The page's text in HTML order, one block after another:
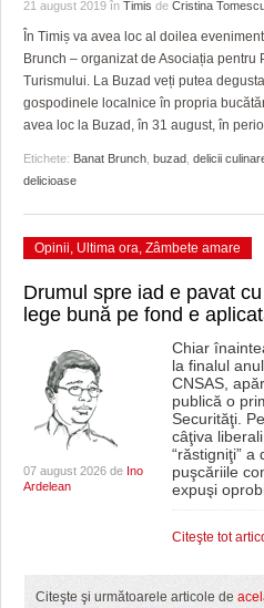
GRĂDINA TAICII DOMNULUI
ZIARISTU’ DE TERASĂ
CU OIŞTEA-N KIERKEGAARD
CRONICĂ DE FILM
UNDE MERGEM
FILME DOCUMENTARE
ACCIDENTE
ANUNŢURI
INFO SI UTILE
CLIPURI VIDEO
JOCURI ONLINE
DIVERSE
FARMACII DIN TIMIŞOARA
HARTA TIMIŞOAREI
LICEE, ŞCOLI ŞI GRĂDINIŢE
PRIMĂRIILE DIN TIMIŞ
21 august 2019 în Timis de Cristina
În Timiș va avea loc al doilea
Brunch – organizat de Asociația pentru
Turismului. La Buzad veți putea
gospodinele localnice în propria
avea loc la Buzad, în 31 august, în
Etichete: Banat Brunch buzad delicii
delicioase
Opinii, Ultima ora, Zâmbete amare
Drumul spre iad e pavat
lege bună pe fond e
07 august 2026 de Ino
Ardelean
Chiar
la finalul
CNSAS,
publică o
Securităţi.
câţiva
“răstigniţi”
puşcăriile
expuşi
Citeşte tot
Citeşte şi următoarele articole de